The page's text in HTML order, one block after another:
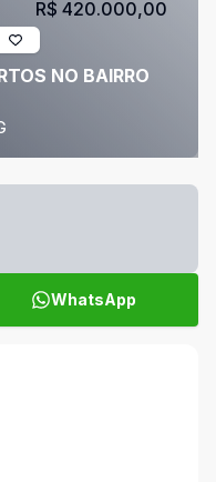
NO BAIRRO
R$ 420.000,00
WhatsApp